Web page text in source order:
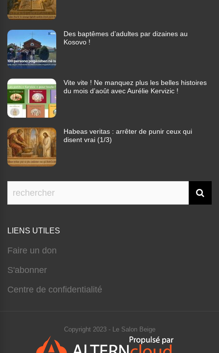
Des baptêmes d’adultes par dizaines au
Kosovo !
Vite vite ! Ne manquez plus les belles histoires
du mois d’août avec Aurélie Kervizic !
Habeas veritas : arrêter de punir ceux qui
disent vrai (1/3)
LIENS UTILES
Faire un don
S'abonner
Centre de confidentialité
Copyright 2023 - Le Salon Beige